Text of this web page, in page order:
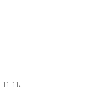
11-11.